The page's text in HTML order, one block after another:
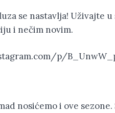
se nastavlja! Uživajte
i nečim novim.
p/
nosićemo i ove